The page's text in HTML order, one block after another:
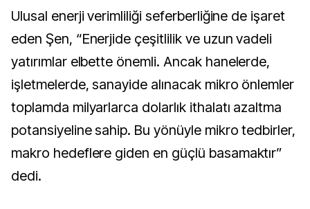
Ulusal enerji verimliliği seferberliğine de işaret
eden Şen, “Enerjide çeşitlilik ve uzun vadeli
yatırımlar elbette önemli. Ancak hanelerde,
işletmelerde, sanayide alınacak mikro önlemler
toplamda milyarlarca dolarlık ithalatı azaltma
potansiyeline sahip. Bu yönüyle mikro tedbirler,
makro hedeflere giden en güçlü basamaktır”
dedi.